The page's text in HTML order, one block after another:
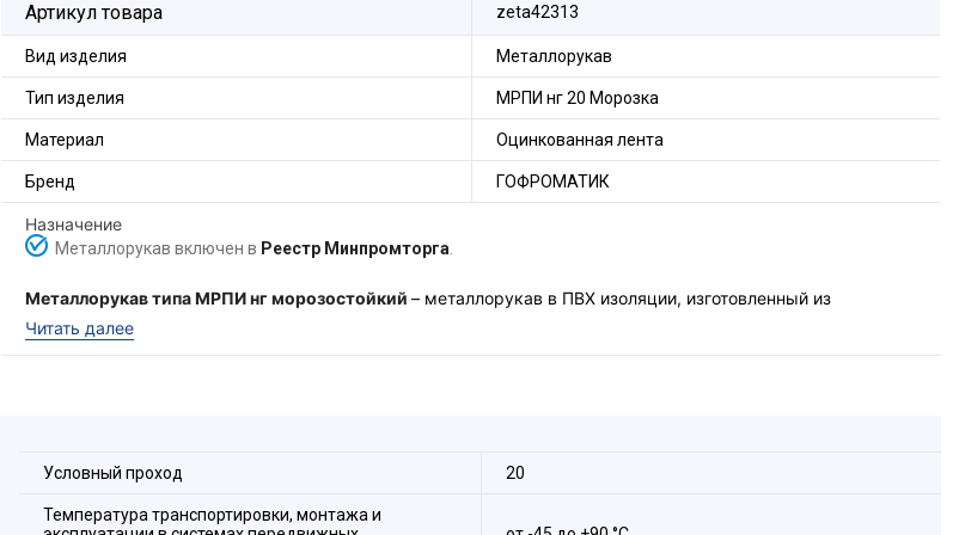
Артикул товара zeta42313
Вид изделия Металлорукав
Тип изделия МРПИ нг 20 Морозка
Материал Оцинкованная лента
Бренд ГОФРОМАТИК
Назначение
Металлорукав включен в Реестр Минпромторга
Металлорукав типа МРПИ нг морозостойкий– металлорукав в ПВХ изоляции, изготовленный из
металлической горячеоцинкованной ленты, предназначен для механической защиты электрических или
информационных кабелей в трубных системах прокладки кабеля повышенной гибкости.
“ЗЭТА” (МСР, МСМ, МТ, МВВ, МТР, АТР, РКВ, РКН, МВН) соответствующего размера, типа и степени защиты;
При заземлении металлорукава другим способом, необходимо обеспечить переходное электрическое
Читать далее
Условный проход 20
Температура транспортировки, монтажа и